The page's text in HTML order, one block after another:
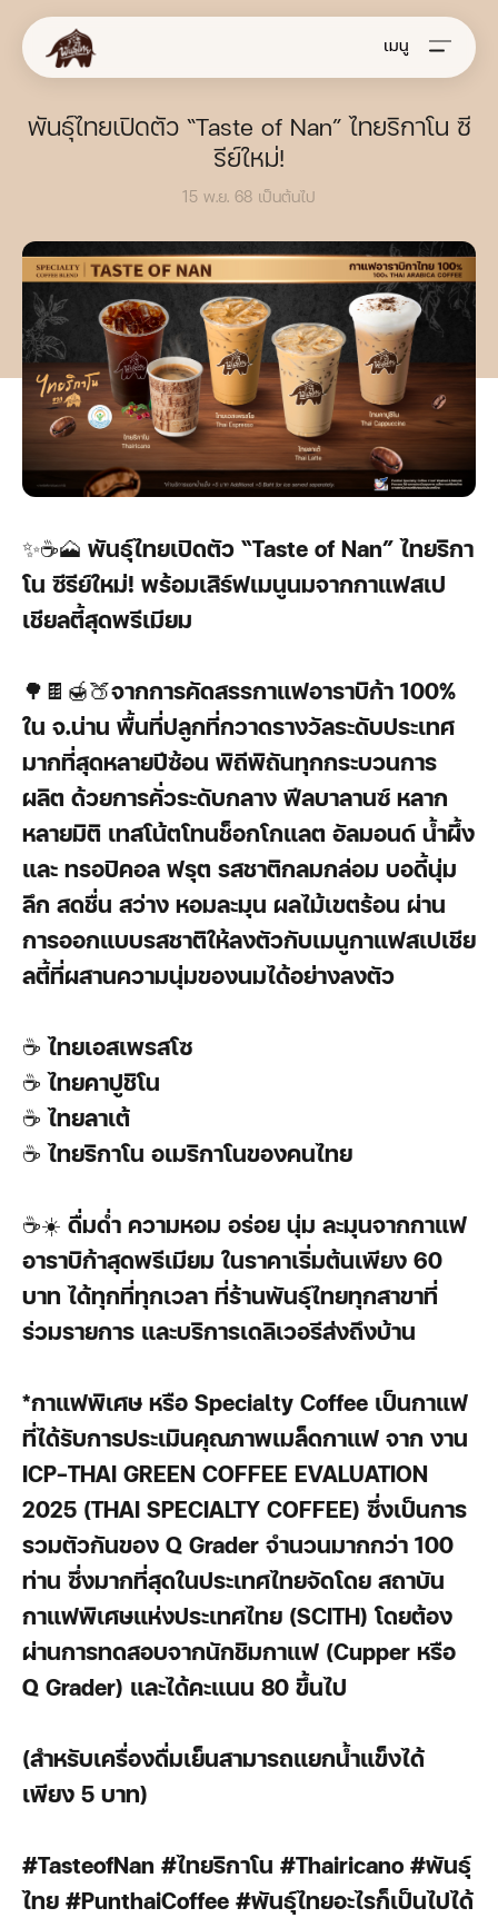
เมนู
พันธุ์ไทยเปิดตัว “Taste of Nan” ไทยริกาโน ซี
รีย์ใหม่!
15 พ.ย. 68 เป็นต้นไป
✨☕🗻 พันธุ์ไทยเปิดตัว “Taste of Nan” ไทยริกา
โน ซีรีย์ใหม่! พร้อมเสิร์ฟเมนูนมจากกาแฟสเป
เชียลตี้สุดพรีเมียม
🌳🍫🍯🍑จากการคัดสรรกาแฟอาราบิก้า 100%
ใน จ.น่าน พื้นที่ปลูกที่กวาดรางวัลระดับประเทศ
มากที่สุดหลายปีซ้อน พิถีพิถันทุกกระบวนการ
ผลิต ด้วยการคั่วระดับกลาง ฟีลบาลานซ์ หลาก
หลายมิติ เทสโน้ตโทนช็อกโกแลต อัลมอนด์ น้ำผึ้ง
และ ทรอปิคอล ฟรุต รสชาติกลมกล่อม บอดี้นุ่ม
ลึก สดชื่น สว่าง หอมละมุน ผลไม้เขตร้อน ผ่าน
การออกแบบรสชาติให้ลงตัวกับเมนูกาแฟสเปเชีย
ลตี้ที่ผสานความนุ่มของนมได้อย่างลงตัว
☕ ไทยเอสเพรสโซ
☕ ไทยคาปูชิโน
☕ ไทยลาเต้
☕ ไทยริกาโน อเมริกาโนของคนไทย
☕☀️ ดื่มด่ำ ความหอม อร่อย นุ่ม ละมุนจากกาแฟ
อาราบิก้าสุดพรีเมียม ในราคาเริ่มต้นเพียง 60
บาท ได้ทุกที่ทุกเวลา ที่ร้านพันธุ์ไทยทุกสาขาที่
ร่วมรายการ และบริการเดลิเวอรีส่งถึงบ้าน
*กาแฟพิเศษ หรือ Specialty Coffee เป็นกาแฟ
ที่ได้รับการประเมินคุณภาพเมล็ดกาแฟ จาก งาน
ICP-THAI GREEN COFFEE EVALUATION
2025 (THAI SPECIALTY COFFEE) ซึ่งเป็นการ
รวมตัวกันของ Q Grader จำนวนมากกว่า 100
ท่าน ซึ่งมากที่สุดในประเทศไทยจัดโดย สถาบัน
กาแฟพิเศษแห่งประเทศไทย (SCITH) โดยต้อง
ผ่านการทดสอบจากนักชิมกาแฟ (Cupper หรือ
Q Grader) และได้คะแนน 80 ขึ้นไป
(สำหรับเครื่องดื่มเย็นสามารถแยกน้ำแข็งได้
เพียง 5 บาท)
#TasteofNan #ไทยริกาโน #Thairicano #พันธุ์
ไทย #PunthaiCoffee #พันธุ์ไทยอะไรก็เป็นไปได้